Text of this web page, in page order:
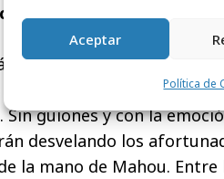
Aceptar
Política de
en sus canales
la promoción
. En ella,
en una dinámica de azar
que pondrá en juego
Sin guiones y con la
desvelando los
la mano de Mahou.